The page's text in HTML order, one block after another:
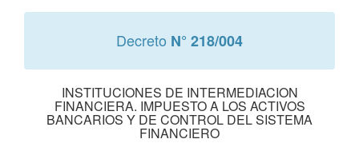
Decreto N° 218/004
INSTITUCIONES DE INTERMEDIACION
FINANCIERA. IMPUESTO A LOS ACTIVOS
BANCARIOS Y DE CONTROL DEL SISTEMA
FINANCIERO